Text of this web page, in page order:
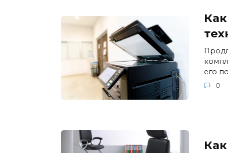
его
0